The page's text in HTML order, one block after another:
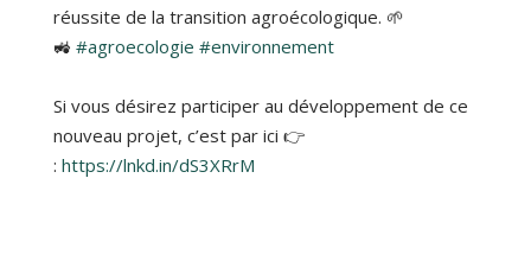
réussite de la transition agroécologique. 🌱
🚜 #agroecologie #environnement
Si vous désirez participer au développement de ce
nouveau projet, c’est par ici 👉
: https://lnkd.in/dS3XRrM